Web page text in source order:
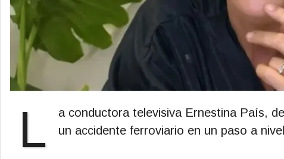
L
a conductora televisiva Ernestina País,
un accidente ferroviario en un paso a